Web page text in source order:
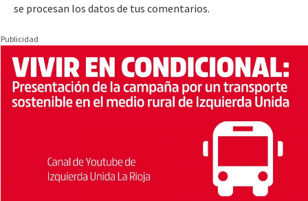
se procesan los datos de tus comentarios.
Publicidad